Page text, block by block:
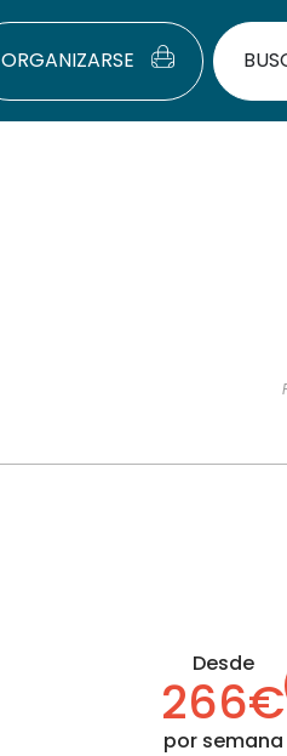
ORGANIZARSE
Desde
266€
por semana